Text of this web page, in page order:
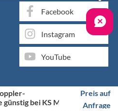
Facebook
Instagram
YouTube
bei KS Medizintechnik
Preis auf
Anfrage